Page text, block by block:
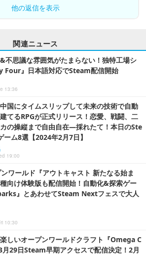
他の返信を表示
関連ニュース
不思議な雰囲気がたまらない！独特工場シ
Four』日本語対応でSteam配信開始
13:36
国にタイムスリップして未来の技術で自動
てるRPGが正式リリース！恋愛、戦闘、二
の操縦まで自由自在―採れたて！本日のSte
ム8選【2024年2月7日】
19:00
ワールド『アウトキャスト 新たなる始ま
向け体験版も配信開始！自動化&探索ゲー
』とあわせてSteam Nextフェスで大人
10:30
しいオープンワールドクラフト『Omega C
29日Steam早期アクセスで配信決定！2月